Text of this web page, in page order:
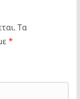
Τα
*